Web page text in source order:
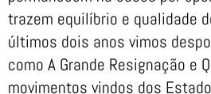
trazem equilíbrio e qualidade
últimos dois anos vimos
como A Grande Resignação e
movimentos vindos dos